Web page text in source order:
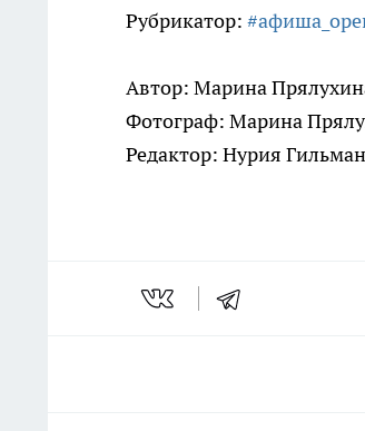
Рубрикатор:
Автор: Марина
Фотограф: Марина
Редактор: Нурия